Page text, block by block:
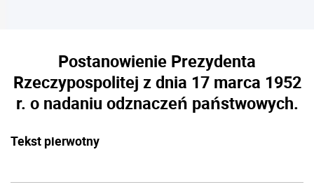
Postanowienie Prezydenta
Rzeczypospolitej z dnia 17 marca 1952
r. o nadaniu odznaczeń państwowych.
Tekst pierwotny